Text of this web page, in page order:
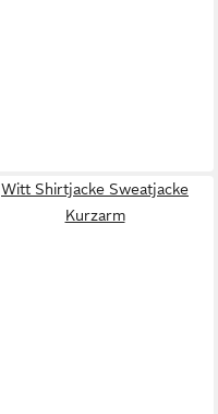
Witt Shirtjacke Sweatjacke
Kurzarm